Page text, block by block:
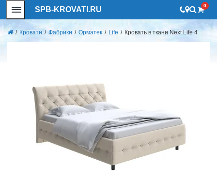
SPB-KROVATI.RU 0
/ Кровати / Фабрики / Орматек / Life / Кровать в ткани Next Life 4